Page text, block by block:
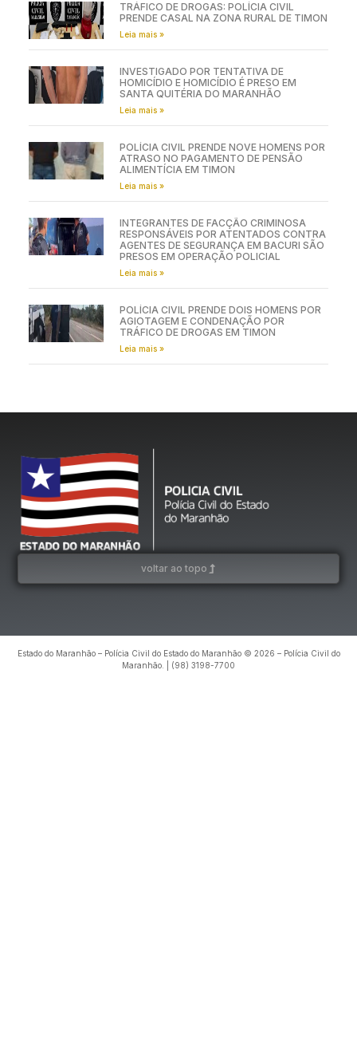
TRÁFICO DE DROGAS: POLÍCIA CIVIL
PRENDE CASAL NA ZONA RURAL DE TIMON
Leia mais »
INVESTIGADO POR TENTATIVA DE
HOMICÍDIO E HOMICÍDIO É PRESO EM
SANTA QUITÉRIA DO MARANHÃO
Leia mais »
POLÍCIA CIVIL PRENDE NOVE HOMENS POR
ATRASO NO PAGAMENTO DE PENSÃO
ALIMENTÍCIA EM TIMON
Leia mais »
INTEGRANTES DE FACÇÃO CRIMINOSA
RESPONSÁVEIS POR ATENTADOS CONTRA
AGENTES DE SEGURANÇA EM BACURI SÃO
PRESOS EM OPERAÇÃO POLICIAL
Leia mais »
POLÍCIA CIVIL PRENDE DOIS HOMENS POR
AGIOTAGEM E CONDENAÇÃO POR
TRÁFICO DE DROGAS EM TIMON
Leia mais »
voltar ao topo
Estado do Maranhão – Polícia Civil do Estado do Maranhão © 2026 – Polícia Civil do
Maranhão. | (98) 3198-7700